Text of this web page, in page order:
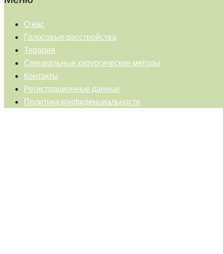
О нас
Голосовые расстройства
Терапия
Специальные хирургические методы
Контакты
Регистрационные данные
Политика конфиденциальности